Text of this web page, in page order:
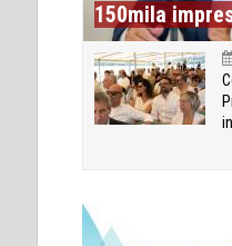
150mila